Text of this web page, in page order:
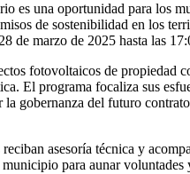
una oportunidad para los
de sostenibilidad en los
de marzo de 2025 hasta las
fotovoltaicos de propiedad
El programa focaliza sus
gobernanza del futuro
asesoría técnica y
para aunar